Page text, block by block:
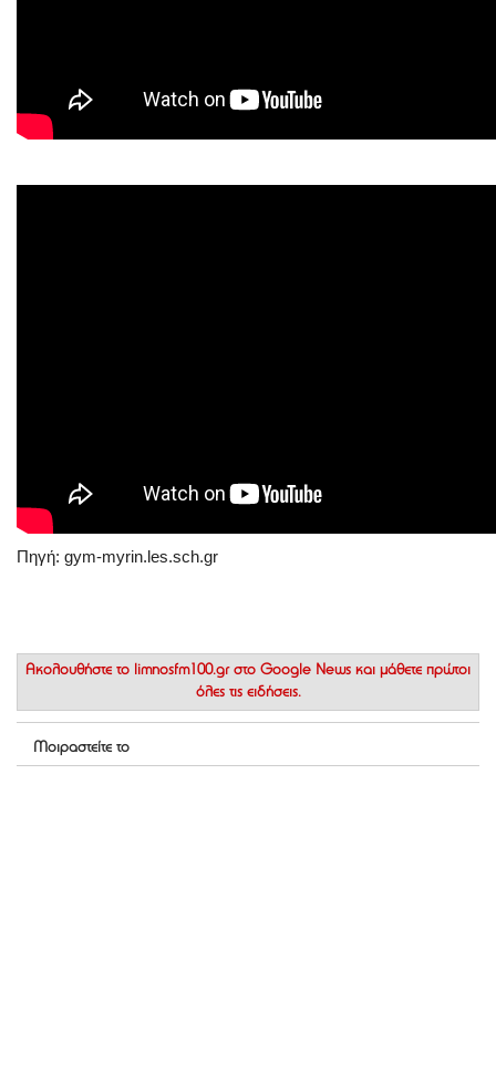
Πηγή: gym-myrin.les.sch.gr
Ακολουθήστε το limnosfm100.gr στο Google News και μάθετε πρώτοι
όλες τις ειδήσεις.
Μοιραστείτε το